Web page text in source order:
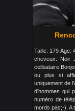
Taille: 179 Age:
cheveux: Noir
celibataire
ou plus si
uniquement de
d'hommes qui
numéro de
mords pas;-). A